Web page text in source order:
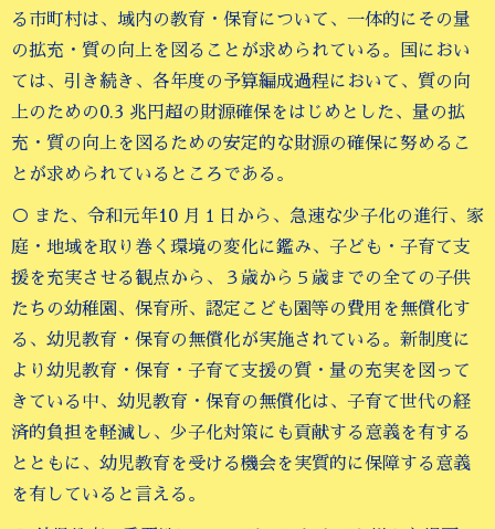
る市町村は、域内の教育・保育について、一体的にその量
の拡充・質の向上を図ることが求められている。国におい
ては、引き続き、各年度の予算編成過程において、質の向
上のための0.3 兆円超の財源確保をはじめとした、量の拡
充・質の向上を図るための安定的な財源の確保に努めるこ
とが求められているところである。
○ また、令和元年10 月１日から、急速な少子化の進行、家
庭・地域を取り巻く環境の変化に鑑み、子ども・子育て支
援を充実させる観点から、３歳から５歳までの全ての子供
たちの幼稚園、保育所、認定こども園等の費用を無償化す
る、幼児教育・保育の無償化が実施されている。新制度に
より幼児教育・保育・子育て支援の質・量の充実を図って
きている中、幼児教育・保育の無償化は、子育て世代の経
済的負担を軽減し、少子化対策にも貢献する意義を有する
とともに、幼児教育を受ける機会を実質的に保障する意義
を有していると言える。